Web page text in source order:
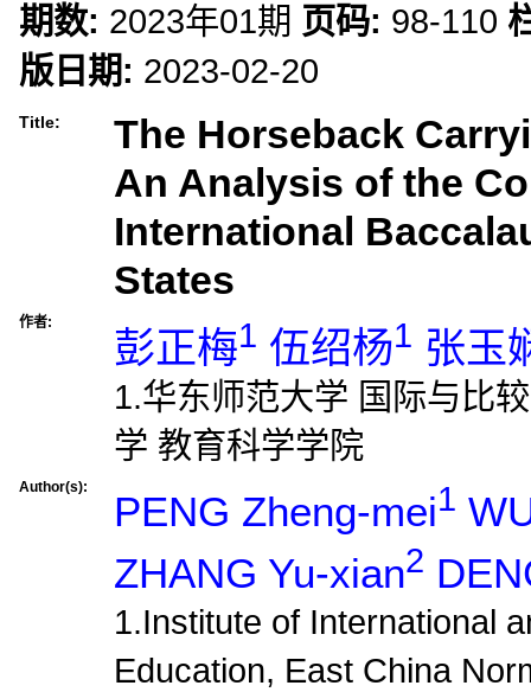
期数: 2023年01期 页码: 98-110
版日期: 2023-02-20
Title:
The Horseback
An Analysis of the
International
States
作者:
彭正梅1 伍绍杨1 张玉
1.华东师范大学 国际与比
学 教育科学学院
Author(s):
PENG Zheng-mei1
ZHANG Yu-xian2
1.Institute of International
Education, East China